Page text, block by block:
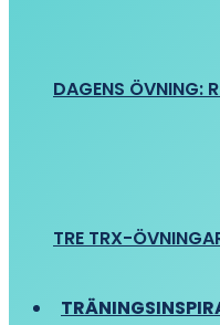
DAGENS ÖVNING:
TRE TRX-